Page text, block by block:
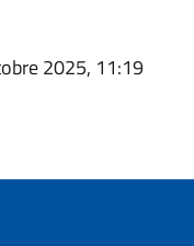
2025, 11:19